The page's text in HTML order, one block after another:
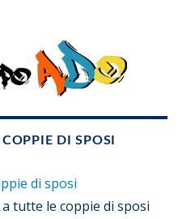
DI SPOSI
tutte le coppie di sposi